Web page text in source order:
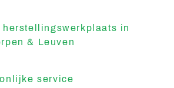
herstellingswerkplaats in
& Leuven
service